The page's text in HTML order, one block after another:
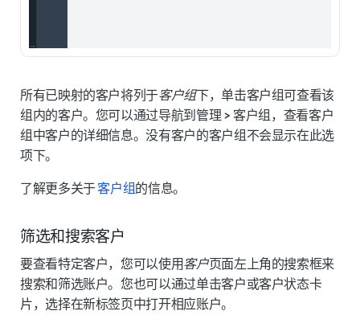
所有已映射的客户将列于客户组下，单击客户组可查看该
组内的客户。您可以通过导航到 管理 > 客户组 ，查看客户
组中客户的详细信息。没有客户的客户组不会显示在此选
项下。
了解更多关于客户组的信息。
筛选和搜索客户
要查看特定客户，您可以使用客户页面左上角的搜索框来
搜索和筛选账户。您也可以通过单击客户或客户状态卡
片，选择在新标签页中打开相应账户。